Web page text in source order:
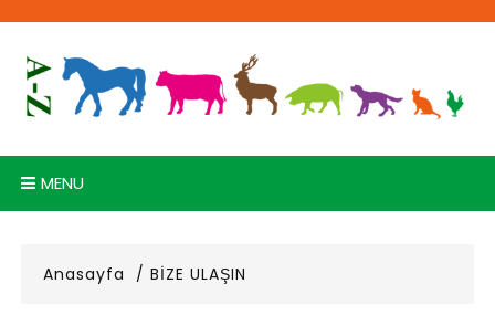
content
MENU
Anasayfa BİZE ULAŞIN